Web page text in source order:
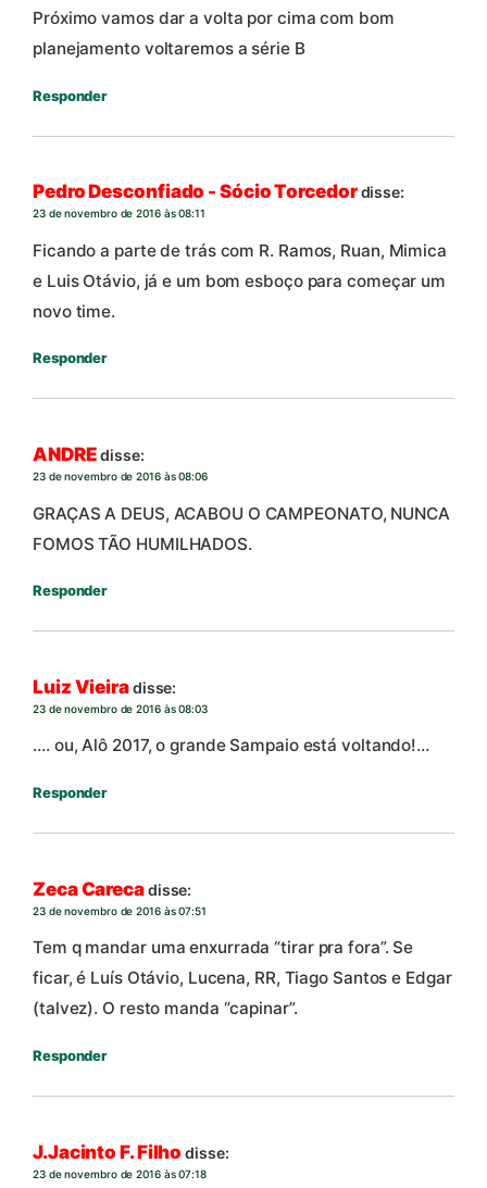
Próximo vamos dar a volta por cima com bom
planejamento voltaremos a série B
Responder
Pedro Desconfiado - Sócio Torcedordisse:
23 de novembro de 2016 às 08:11
Ficando a parte de trás com R. Ramos, Ruan, Mimica
e Luis Otávio, já e um bom esboço para começar um
novo time.
Responder
ANDRE disse:
23 de novembro de 2016 às 08:06
GRAÇAS A DEUS, ACABOU O CAMPEONATO, NUNCA
FOMOS TÃO HUMILHADOS.
Responder
Luiz Vieiradisse:
23 de novembro de 2016 às 08:03
…. ou, Alô 2017, o grande Sampaio está voltando!…
Responder
Zeca Carecadisse:
23 de novembro de 2016 às 07:51
Tem q mandar uma enxurrada “tirar pra fora”. Se
ficar, é Luís Otávio, Lucena, RR, Tiago Santos e Edgar
(talvez). O resto manda “capinar”.
Responder
J.Jacinto F. Filho disse:
23 de novembro de 2016 às 07:18